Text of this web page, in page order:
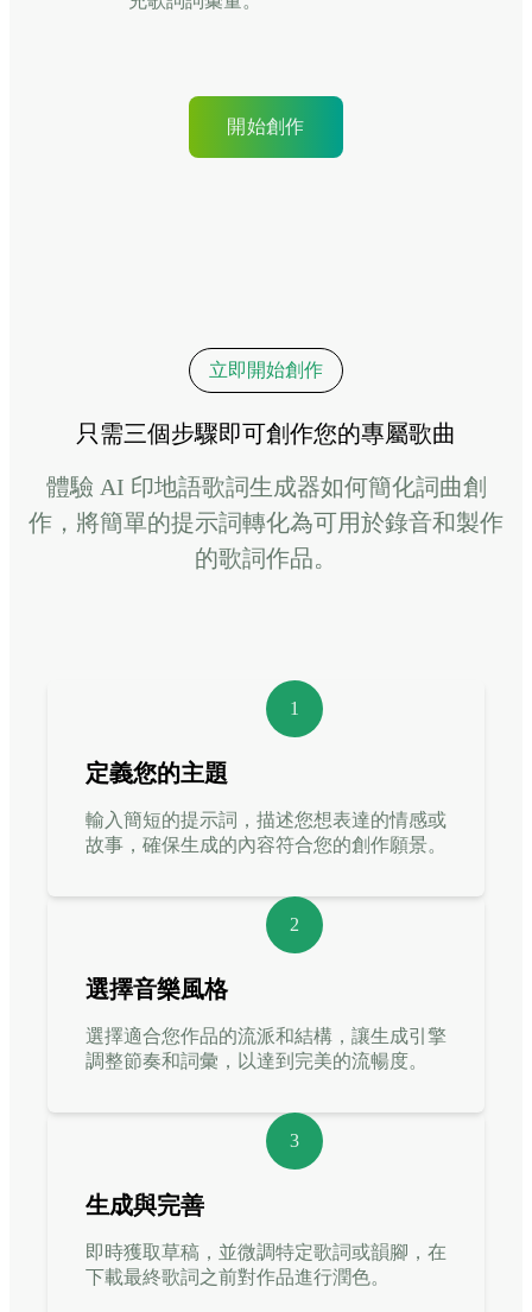
開始創作
立即開始創作
只需三個步驟即可創作您的專屬歌曲
體驗 AI 印地語歌詞生成器如何簡化詞曲創
作，將簡單的提示詞轉化為可用於錄音和製作
的歌詞作品。
1
定義您的主題
輸入簡短的提示詞，描述您想表達的情感或
故事，確保生成的內容符合您的創作願景。
2
選擇音樂風格
選擇適合您作品的流派和結構，讓生成引擎
調整節奏和詞彙，以達到完美的流暢度。
3
生成與完善
即時獲取草稿，並微調特定歌詞或韻腳，在
下載最終歌詞之前對作品進行潤色。